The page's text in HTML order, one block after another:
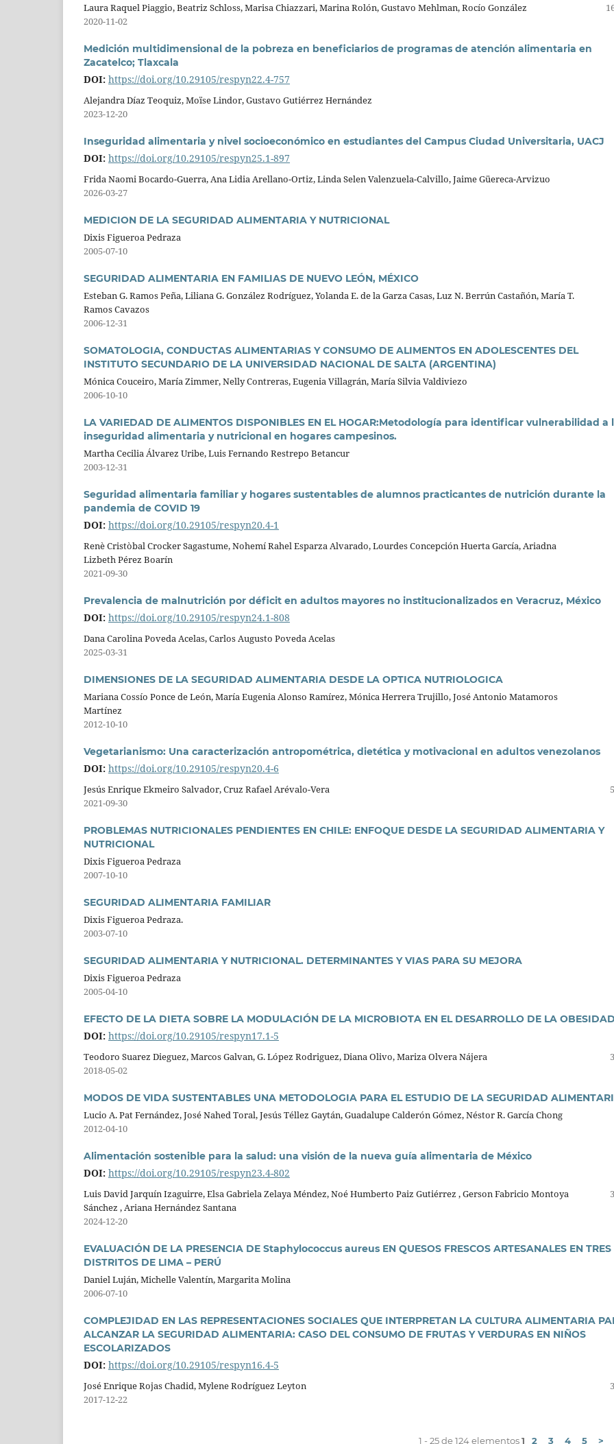
Laura Raquel Piaggio, Beatriz Schloss, Marisa Chiazzari, Marina Rolón, Gustavo Mehlman, Rocío González
2020-11-02
Medición multidimensional de la pobreza en beneficiarios de programas de atención alimentaria en
Zacatelco; Tlaxcala
DOI: https://doi.org/10.29105/respyn22.4-757
Alejandra Díaz Teoquiz, Moïse Lindor, Gustavo Gutiérrez Hernández
2023-12-20
Inseguridad alimentaria y nivel socioeconómico en estudiantes del Campus Ciudad Universitaria, UACJ
DOI: https://doi.org/10.29105/respyn25.1-897
Frida Naomi Bocardo-Guerra, Ana Lidia Arellano-Ortiz, Linda Selen Valenzuela-Calvillo, Jaime Güereca-Arvizuo
2026-03-27
MEDICION DE LA SEGURIDAD ALIMENTARIA Y NUTRICIONAL
Dixis Figueroa Pedraza
2005-07-10
SEGURIDAD ALIMENTARIA EN FAMILIAS DE NUEVO LEÓN, MÉXICO
Esteban G. Ramos Peña, Liliana G. González Rodríguez, Yolanda E. de la Garza Casas, Luz N. Berrún Castañón, María T.
Ramos Cavazos
2006-12-31
SOMATOLOGIA, CONDUCTAS ALIMENTARIAS Y CONSUMO DE ALIMENTOS EN ADOLESCENTES DEL
INSTITUTO SECUNDARIO DE LA UNIVERSIDAD NACIONAL DE SALTA (ARGENTINA)
Mónica Couceiro, María Zimmer, Nelly Contreras, Eugenia Villagrán, María Silvia Valdiviezo
2006-10-10
LA VARIEDAD DE ALIMENTOS DISPONIBLES EN EL HOGAR:Metodología para identificar vulnerabilidad a
inseguridad alimentaria y nutricional en hogares campesinos.
Martha Cecilia Álvarez Uribe, Luis Fernando Restrepo Betancur
2003-12-31
Seguridad alimentaria familiar y hogares sustentables de alumnos practicantes de nutrición durante la
pandemia de COVID 19
DOI: https://doi.org/10.29105/respyn20.4-1
Renè Cristòbal Crocker Sagastume, Nohemí Rahel Esparza Alvarado, Lourdes Concepción Huerta García, Ariadna
Lizbeth Pérez Boarín
2021-09-30
Prevalencia de malnutrición por déficit en adultos mayores no institucionalizados en Veracruz, México
DOI: https://doi.org/10.29105/respyn24.1-808
Dana Carolina Poveda Acelas, Carlos Augusto Poveda Acelas
2025-03-31
DIMENSIONES DE LA SEGURIDAD ALIMENTARIA DESDE LA OPTICA NUTRIOLOGICA
Mariana Cossío Ponce de León, María Eugenia Alonso Ramírez, Mónica Herrera Trujillo, José Antonio Matamoros
Martínez
2012-10-10
Vegetarianismo: Una caracterización antropométrica, dietética y motivacional en adultos venezolanos
DOI: https://doi.org/10.29105/respyn20.4-6
Jesús Enrique Ekmeiro Salvador, Cruz Rafael Arévalo-Vera
2021-09-30
PROBLEMAS NUTRICIONALES PENDIENTES EN CHILE: ENFOQUE DESDE LA SEGURIDAD ALIMENTARIA Y
NUTRICIONAL
Dixis Figueroa Pedraza
2007-10-10
SEGURIDAD ALIMENTARIA FAMILIAR
Dixis Figueroa Pedraza.
2003-07-10
SEGURIDAD ALIMENTARIA Y NUTRICIONAL. DETERMINANTES Y VIAS PARA SU MEJORA
Dixis Figueroa Pedraza
2005-04-10
EFECTO DE LA DIETA SOBRE LA MODULACIÓN DE LA MICROBIOTA EN EL DESARROLLO DE LA
DOI: https://doi.org/10.29105/respyn17.1-5
Teodoro Suarez Dieguez, Marcos Galvan, G. López Rodriguez, Diana Olivo, Mariza Olvera Nájera
2018-05-02
MODOS DE VIDA SUSTENTABLES UNA METODOLOGIA PARA EL ESTUDIO DE LA SEGURIDAD
Lucio A. Pat Fernández, José Nahed Toral, Jesús Téllez Gaytán, Guadalupe Calderón Gómez, Néstor R. García Chong
2012-04-10
Alimentación sostenible para la salud: una visión de la nueva guía alimentaria de México
DOI: https://doi.org/10.29105/respyn23.4-802
Luis David Jarquín Izaguirre, Elsa Gabriela Zelaya Méndez, Noé Humberto Paiz Gutiérrez , Gerson Fabricio Montoya
Sánchez , Ariana Hernández Santana
2024-12-20
EVALUACIÓN DE LA PRESENCIA DE Staphylococcus aureus EN QUESOS FRESCOS ARTESANALES EN TRES
DISTRITOS DE LIMA – PERÚ
Daniel Luján, Michelle Valentín, Margarita Molina
2006-07-10
COMPLEJIDAD EN LAS REPRESENTACIONES SOCIALES QUE INTERPRETAN LA CULTURA ALIMENTARIA
ALCANZAR LA SEGURIDAD ALIMENTARIA: CASO DEL CONSUMO DE FRUTAS Y VERDURAS EN NIÑOS
ESCOLARIZADOS
DOI: https://doi.org/10.29105/respyn16.4-5
José Enrique Rojas Chadid, Mylene Rodríguez Leyton
2017-12-22
1 - 25 de 124 elementos1 2 3 4 5 >